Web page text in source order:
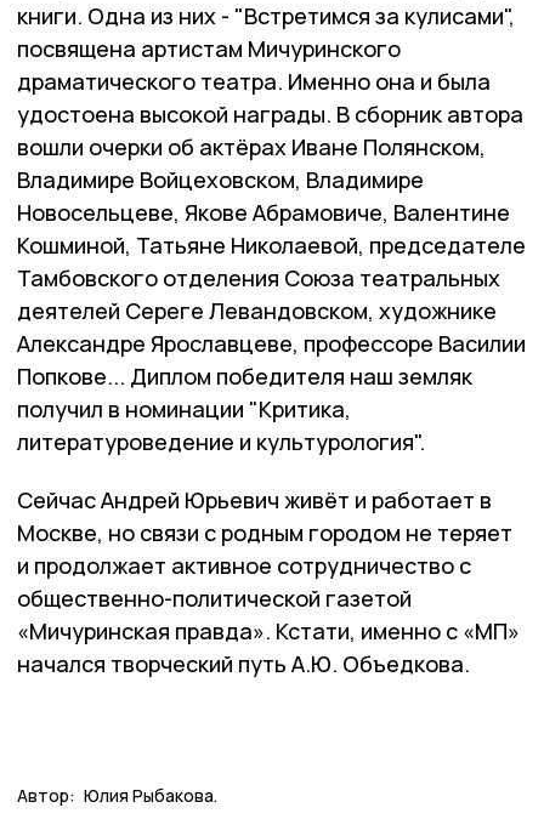
книги. Одна из них - "Встретимся за кулисами",
посвящена артистам Мичуринского
драматического театра. Именно она и была
удостоена высокой награды. В сборник автора
вошли очерки об актёрах Иване Полянском,
Владимире Войцеховском, Владимире
Новосельцеве, Якове Абрамовиче, Валентине
Кошминой, Татьяне Николаевой, председателе
Тамбовского отделения Союза театральных
деятелей Сереге Левандовском, художнике
Александре Ярославцеве, профессоре Василии
Попкове... Диплом победителя наш земляк
получил в номинации "Критика,
литературоведение и культурология".
Сейчас Андрей Юрьевич живёт и работает в
Москве, но связи с родным городом не теряет
и продолжает активное сотрудничество с
общественно-политической газетой
«Мичуринская правда». Кстати, именно с «МП»
начался творческий путь А.Ю. Объедкова.
Автор: Юлия Рыбакова.